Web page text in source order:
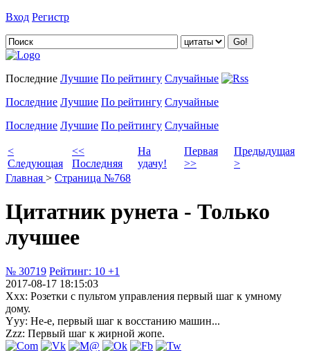
Вход Регистр
Последние Лучшие По рейтингу Случайные
Последние Лучшие По рейтингу Случайные
Последние Лучшие По рейтингу Случайные
<
Следующая
<<
Последняя
На
удачу!
Первая
>>
Предыдущая
>
Главная > Страница №768
Цитатник рунета - Только
лучшее
№ 30719 Рейтинг: 10 +1
2017-08-17 18:15:03
Xxx: Розетки с пультом управления первый шаг к умному
дому.
Yyy: Не-е, первый шаг к восстанию машин...
Zzz: Первый шаг к жирной жопе.